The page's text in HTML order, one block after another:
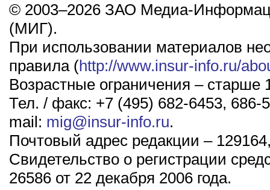
© 2003–2026 ЗАО Медиа-
(МИГ).
При использовании материалов
правила (http://www.insur-info.ru/
Возрастные ограничения – старше
Тел. / факс: +7 (495) 682-6453, 686-
mail: mig@insur-info.ru.
Почтовый адрес редакции –
Свидетельство о регистрации
26586 от 22 декабря 2006 года.